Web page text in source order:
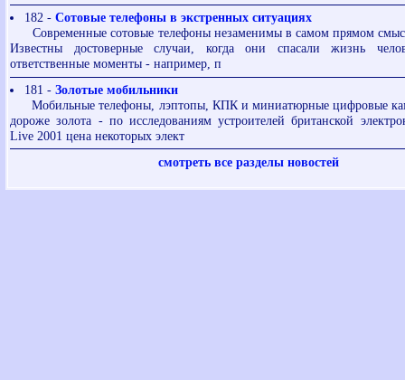
182 - Сотовые телефоны в экстренных ситуациях
Современные сотовые телефоны незаменимы в самом прямом
Известны достоверные случаи, когда они спасали жизнь
ответственные моменты - например, п
181 - Золотые мобильники
Мобильные телефоны, лэптопы, КПК и миниатюрные цифровые
дороже золота - по исследованиям устроителей британской
Live 2001 цена некоторых элект
смотреть все разделы новостей